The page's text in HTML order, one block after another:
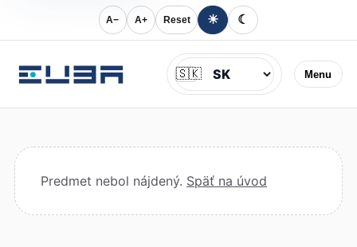
A− A+ Reset ☀ ☾
Menu
Jazyk
🇸🇰
Predmet nebol nájdený. Späť na úvod